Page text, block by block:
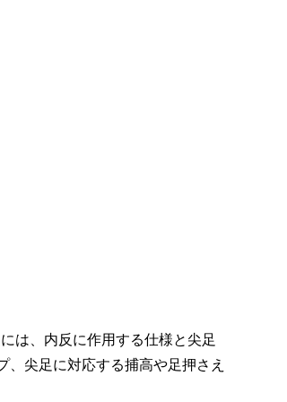
は、内反に作用する仕様と尖足
尖足に対応する捕高や足押さえ